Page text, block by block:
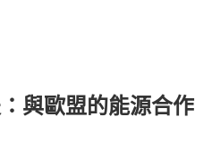
與歐盟的能源合作